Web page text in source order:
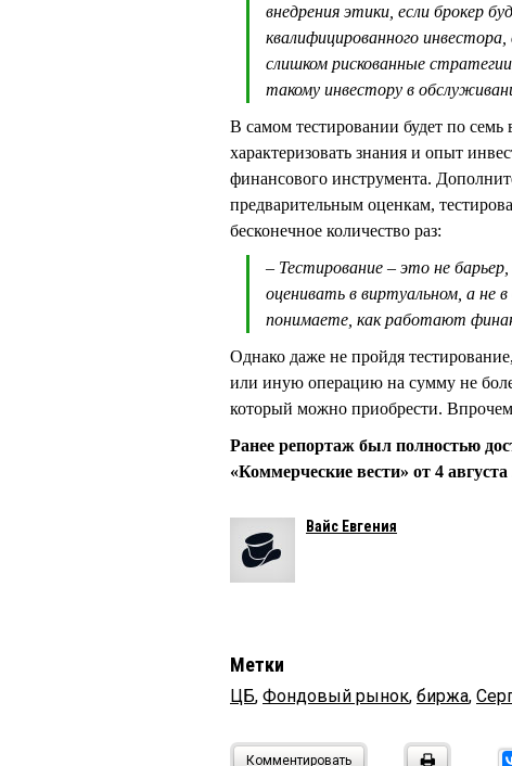
внедрения этики, если брокер
квалифицированного
слишком рискованные
такому инвестору в
В самом тестировании будет по семь
характеризовать знания и опыт
финансового инструмента.
предварительным оценкам,
бесконечное количество раз:
– Тестирование – это не
оценивать в виртуальном, а не
понимаете, как работают
Однако даже не пройдя
или иную операцию на сумму не
который можно приобрести. Впрочем
Ранее репортаж был полностью
«Коммерческие вести» от 4 августа
Вайс Евгения
Метки
ЦБ, Фондовый рынок, биржа,
Комментировать